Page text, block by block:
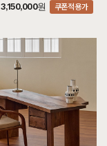
3,150,000원 쿠폰적용가